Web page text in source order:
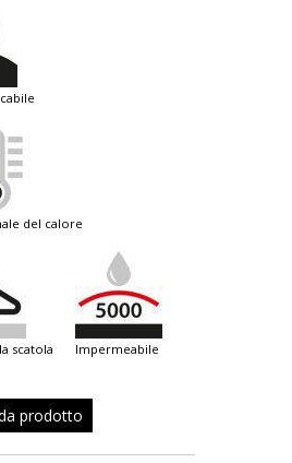
del calore
scatola impermeabile
prodotto